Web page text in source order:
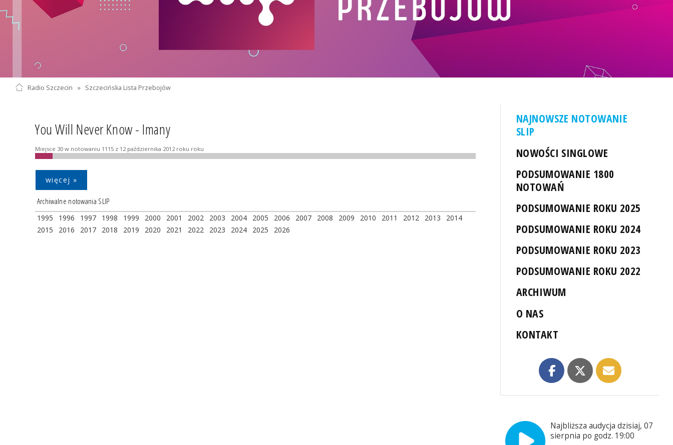
Radio Szczecin » Szczecińska Lista Przebojów
You Will Never Know - Imany
Miejsce 30 w notowaniu 1115 z 12 października 2012 roku roku
więcej »
Archiwalne notowania SLIP
1995 1996 1997 1998 1999 2000 2001 2002 2003 2004 2005 2006 2007 2008 2009 2010 2011 2012 2013
2014
2015
2016 2017 2018 2019 2020 2021 2022 2023 2024 2025 2026
NAJNOWSZE NOTOWANIE
SLIP
NOWOŚCI SINGLOWE
PODSUMOWANIE 1800
NOTOWAŃ
PODSUMOWANIE ROKU 2025
PODSUMOWANIE ROKU 2024
PODSUMOWANIE ROKU 2023
PODSUMOWANIE ROKU 2022
ARCHIWUM
O NAS
KONTAKT
Najbliższa audycja dzisiaj, 07
sierpnia po godz. 19:00